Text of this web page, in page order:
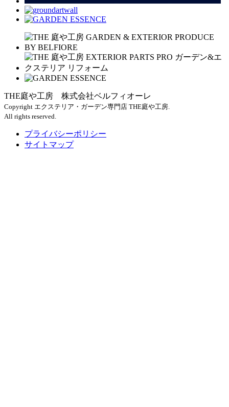
THE庭や工房 株式会社ベルフィオーレ
Copyright エクステリア・ガーデン専門店 THE庭や工房.
All rights reserved.
プライバシーポリシー
サイトマップ